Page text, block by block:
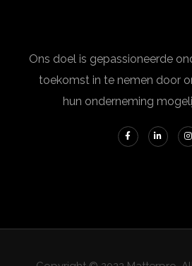
Ons doel is gepassioneerde
toekomst in te nemen door
hun onderneming